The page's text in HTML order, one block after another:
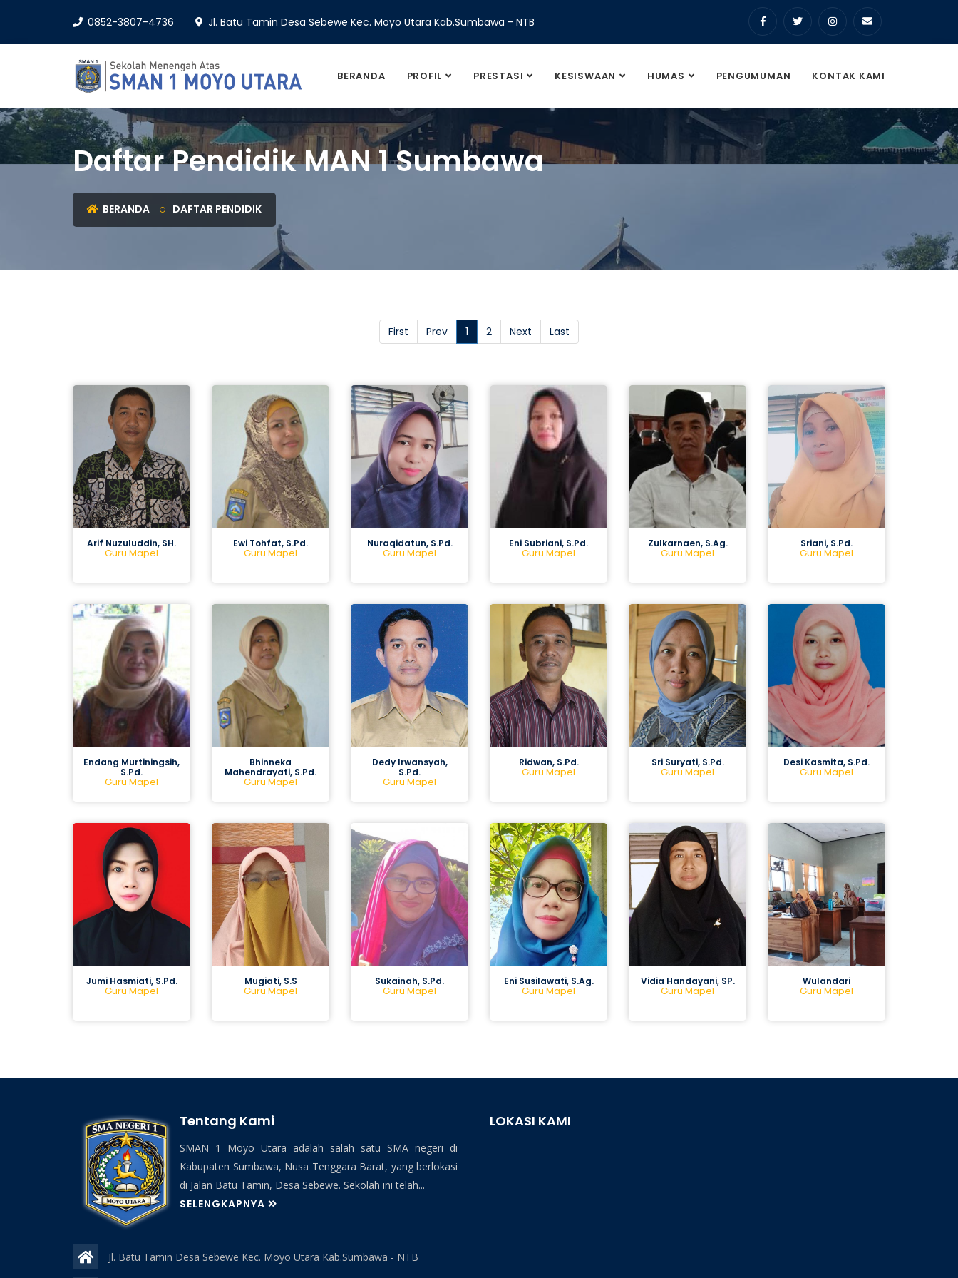
0852-3807-4736 Jl. Batu Tamin Desa Sebewe Kec. Moyo Utara Kab.Sumbawa - NTB
BERANDA PROFIL PRESTASI KESISWAAN HUMAS PENGUMUMAN KONTAK KAMI
Daftar Pendidik MAN 1 Sumbawa
BERANDA DAFTAR PENDIDIK
First Prev 1 2 Next Last
Arif Nuzuluddin, SH.
Guru Mapel
Ewi Tohfat, S.Pd.
Guru Mapel
Nuraqidatun, S.Pd.
Guru Mapel
Eni Subriani, S.Pd.
Guru Mapel
Zulkarnaen, S.Ag.
Guru Mapel
Sriani, S.Pd.
Guru Mapel
Endang Murtiningsih,
S.Pd.
Guru Mapel
Bhinneka
Mahendrayati, S.Pd.
Guru Mapel
Dedy Irwansyah,
S.Pd.
Guru Mapel
Ridwan, S.Pd.
Guru Mapel
Sri Suryati, S.Pd.
Guru Mapel
Desi Kasmita, S.Pd.
Guru Mapel
Jumi Hasmiati, S.Pd.
Guru Mapel
Mugiati, S.S
Guru Mapel
Sukainah, S.Pd.
Guru Mapel
Eni Susilawati, S.Ag.
Guru Mapel
Vidia Handayani, SP.
Guru Mapel
Wulandari
Guru Mapel
Tentang Kami
SMAN 1 Moyo Utara adalah salah satu SMA negeri di
Kabupaten Sumbawa, Nusa Tenggara Barat, yang berlokasi
di Jalan Batu Tamin, Desa Sebewe. Sekolah ini telah...
SELENGKAPNYA
Jl. Batu Tamin Desa Sebewe Kec. Moyo Utara Kab.Sumbawa - NTB
LOKASI KAMI